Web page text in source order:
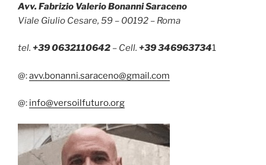
Avv. Fabrizio Valerio Bonanni Saraceno
Viale Giulio Cesare, 59 – 00192 – Roma
tel. +39 0632110642 – Cell. +39 3469637341
@:avv.bonanni.saraceno@gmail.com
@: info@versoilfuturo.org